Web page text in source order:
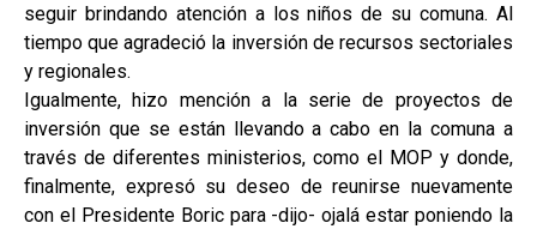
seguir brindando atención a los niños de su comuna. Al
tiempo que agradeció la inversión de recursos sectoriales
y regionales.
Igualmente, hizo mención a la serie de proyectos de
inversión que se están llevando a cabo en la comuna a
través de diferentes ministerios, como el MOP y donde,
finalmente, expresó su deseo de reunirse nuevamente
con el Presidente Boric para -dijo- ojalá estar poniendo la